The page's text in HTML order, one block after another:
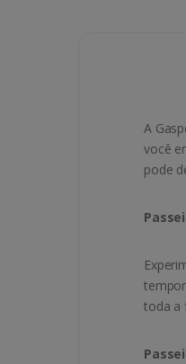
A
você
pode
toda a